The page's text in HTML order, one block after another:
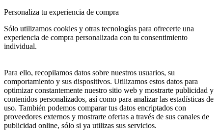
Personaliza tu experiencia de compra
Sólo utilizamos cookies y otras tecnologías para ofrecerte una
experiencia de compra personalizada con tu consentimiento
individual.
Para ello, recopilamos datos sobre nuestros usuarios, su
comportamiento y sus dispositivos. Utilizamos estos datos para
optimizar constantemente nuestro sitio web y mostrarte publicidad y
contenidos personalizados, así como para analizar las estadísticas de
uso. También podemos comparar tus datos encriptados con
proveedores externos y mostrarte ofertas a través de sus canales de
publicidad online, sólo si ya utilizas sus servicios.